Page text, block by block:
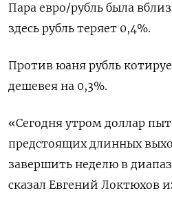
Пара евро/рубль была
здесь рубль теряет 0,4%.
Против юаня рубль
дешевея на 0,3%.
«Сегодня утром доллар
предстоящих длинных
завершить неделю в
сказал Евгений Локтюхов